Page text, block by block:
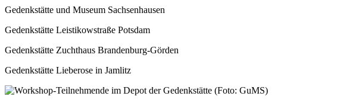
Gedenkstätte und Museum Sachsenhausen
Gedenkstätte Leistikowstraße Potsdam
Gedenkstätte Zuchthaus Brandenburg-Görden
Gedenkstätte Lieberose in Jamlitz